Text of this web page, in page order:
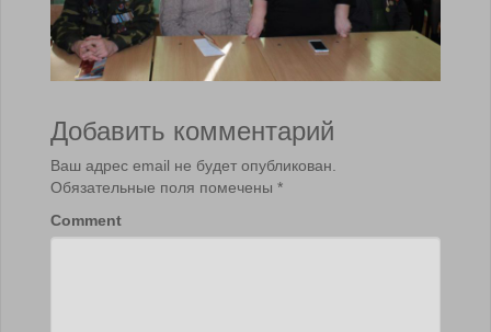
Добавить комментарий
Ваш адрес email не будет опубликован.
Обязательные поля помечены *
Comment